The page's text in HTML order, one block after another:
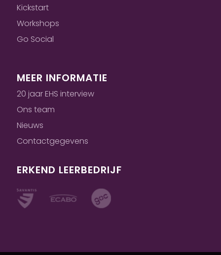
Kickstart
Workshops
Go Social
MEER INFORMATIE
20 jaar EHS interview
Ons team
Nieuws
Contactgegevens
ERKEND LEERBEDRIJF